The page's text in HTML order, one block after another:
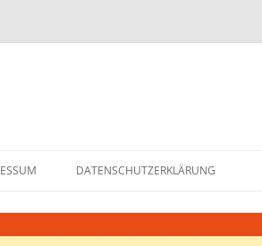
DATENSCHUTZERKLÄRUNG